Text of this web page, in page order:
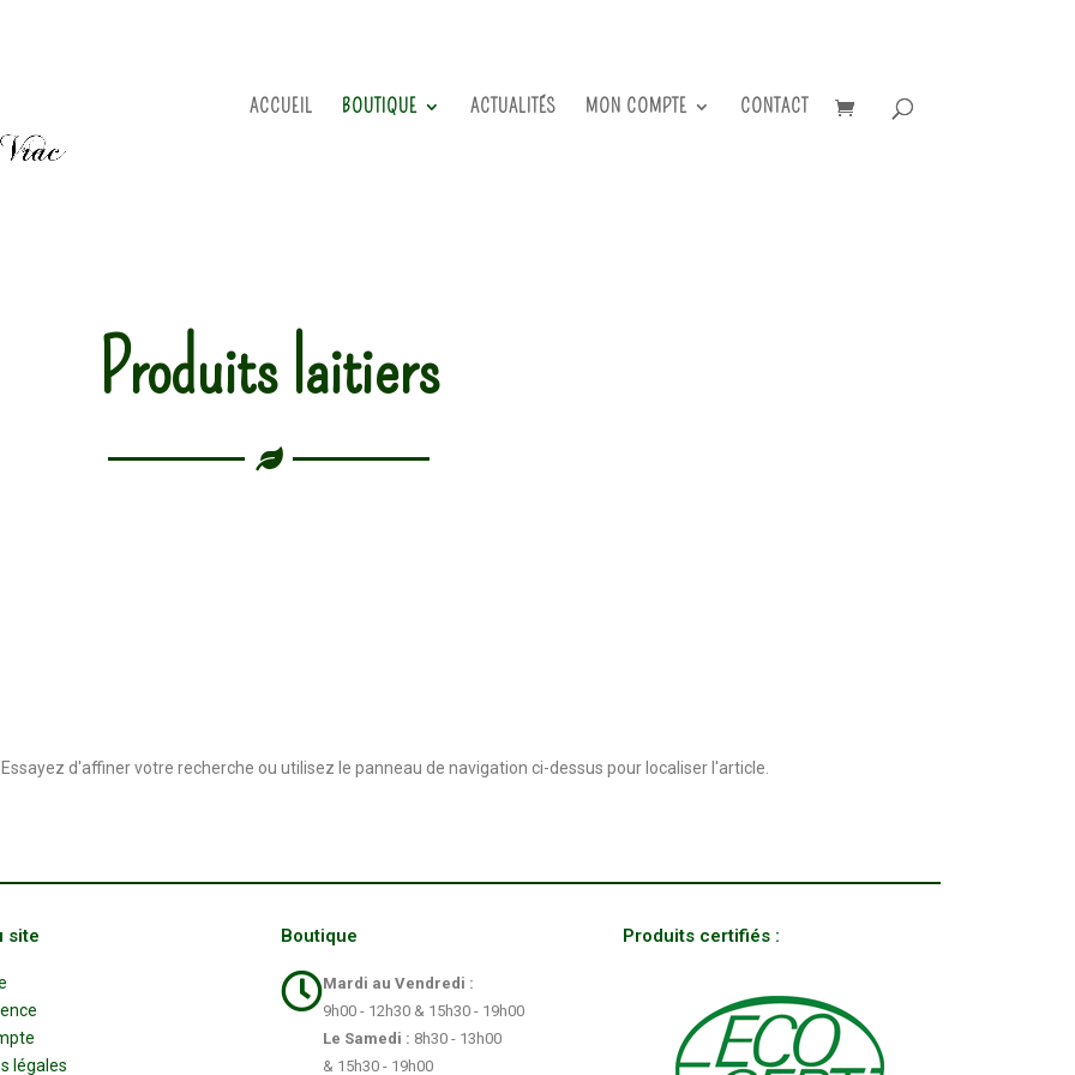
ACCUEIL BOUTIQUE ACTUALITÉS MON COMPTE CONTACT
Produits laitiers
d'affiner votre recherche ou utilisez le panneau de navigation ci-dessus pour localiser l'article.
site
légales
Boutique
Mardi au Vendredi :
9h00 - 12h30 & 15h30 - 19h00
Le Samedi : 8h30 - 13h00
& 15h30 - 19h00
Produits certifiés :